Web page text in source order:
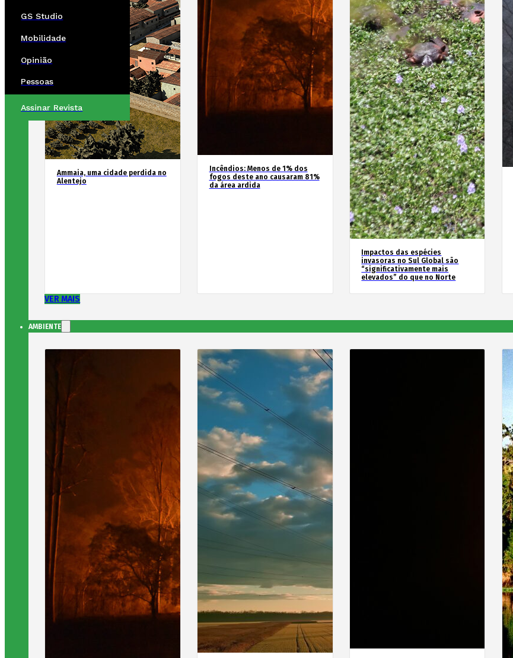
GS Studio
Mobilidade
Opinião
Pessoas
Assinar Revista
Ammaia, uma cidade perdida no
Alentejo
Incêndios: Menos de 1% dos
fogos deste ano causaram 81%
da área ardida
Impactos das espécies
invasoras no Sul Global são
“significativamente mais
elevados” do que no Norte
VER MAIS
AMBIENTE